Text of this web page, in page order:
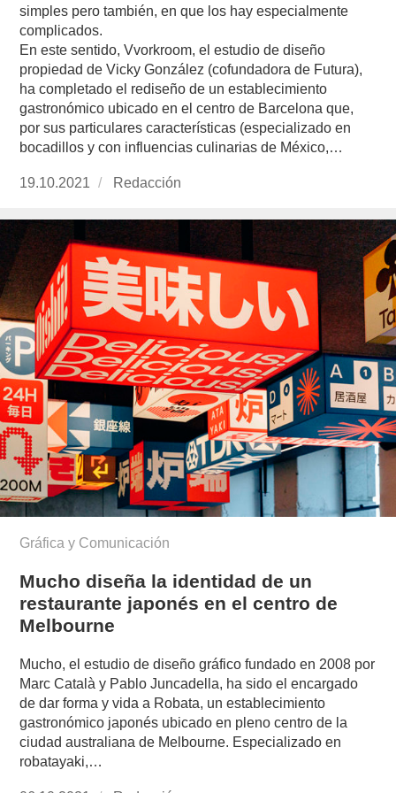
simples pero también, en que los hay especialmente
complicados.
En este sentido, Vvorkroom, el estudio de diseño
propiedad de Vicky González (cofundadora de Futura),
ha completado el rediseño de un establecimiento
gastronómico ubicado en el centro de Barcelona que,
por sus particulares características (especializado en
bocadillos y con influencias culinarias de México,…
Publicado
19.10.2021 https://www.experimenta.es/author/redaccion/
Redacción
Gráfica y Comunicación
Mucho diseña la identidad de un
restaurante japonés en el centro de
Melbourne
Mucho, el estudio de diseño gráfico fundado en 2008 por
Marc Català y Pablo Juncadella, ha sido el encargado
de dar forma y vida a Robata, un establecimiento
gastronómico japonés ubicado en pleno centro de la
ciudad australiana de Melbourne. Especializado en
robatayaki,…